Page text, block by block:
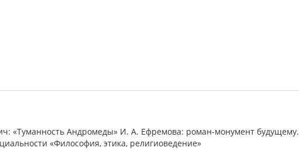
«Туманность Андромеды» И. А. Ефремова: роман-монумент будущему.
«Философия, этика, религиоведение»